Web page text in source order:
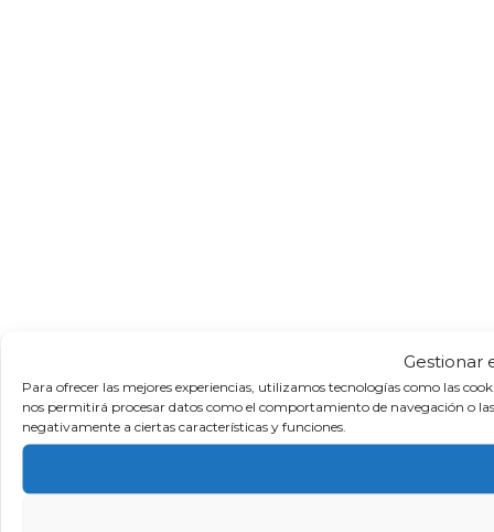
Gestionar
Para ofrecer las mejores experiencias, utilizamos tecnologías como las
nos permitirá procesar datos como el comportamiento de navegación o
negativamente a ciertas características y funciones.